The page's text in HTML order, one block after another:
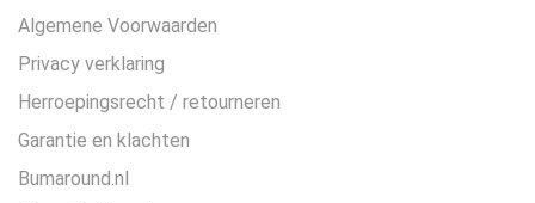
Algemene Voorwaarden
Privacy verklaring
Herroepingsrecht / retourneren
Garantie en klachten
Bumaround.nl